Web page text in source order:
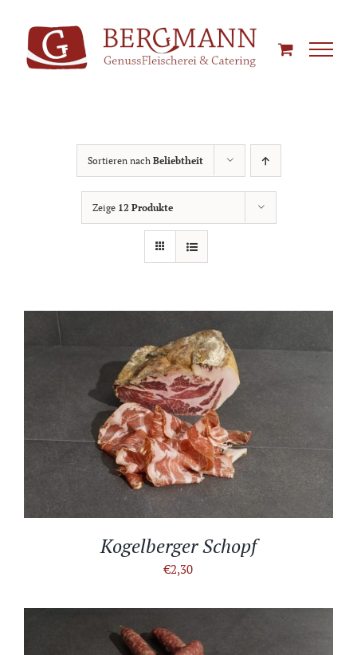
Inhalt
springen
Sortieren nach Beliebtheit
Zeige 12 Produkte
IN DEN WARENKORB /
Kogelberger Schopf
€2,30